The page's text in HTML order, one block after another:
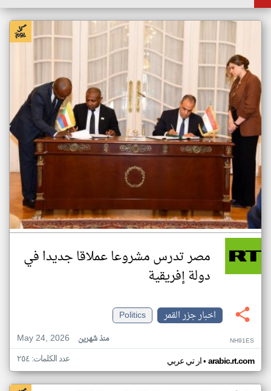
مصر تدرس مشروعا عملاقا جديدا في
دولة إفريقية
اخبار جزر القمر
Politics
May 24, 2026
منذ شهرين NH91ES
ار تي عربي• arabic.rt.com عدد الكلمات: ٢٥٤